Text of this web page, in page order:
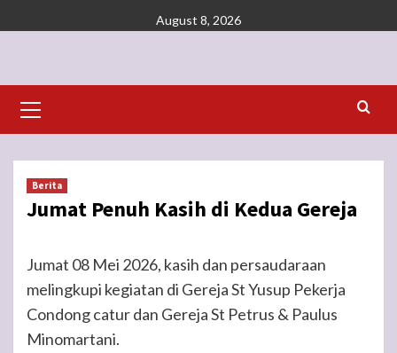
to
August 8, 2026
Menu
Berita
Jumat Penuh Kasih di Kedua Gereja
Jumat 08 Mei 2026, kasih dan persaudaraan
melingkupi kegiatan di Gereja St Yusup Pekerja
Condong catur dan Gereja St Petrus & Paulus
Minomartani.